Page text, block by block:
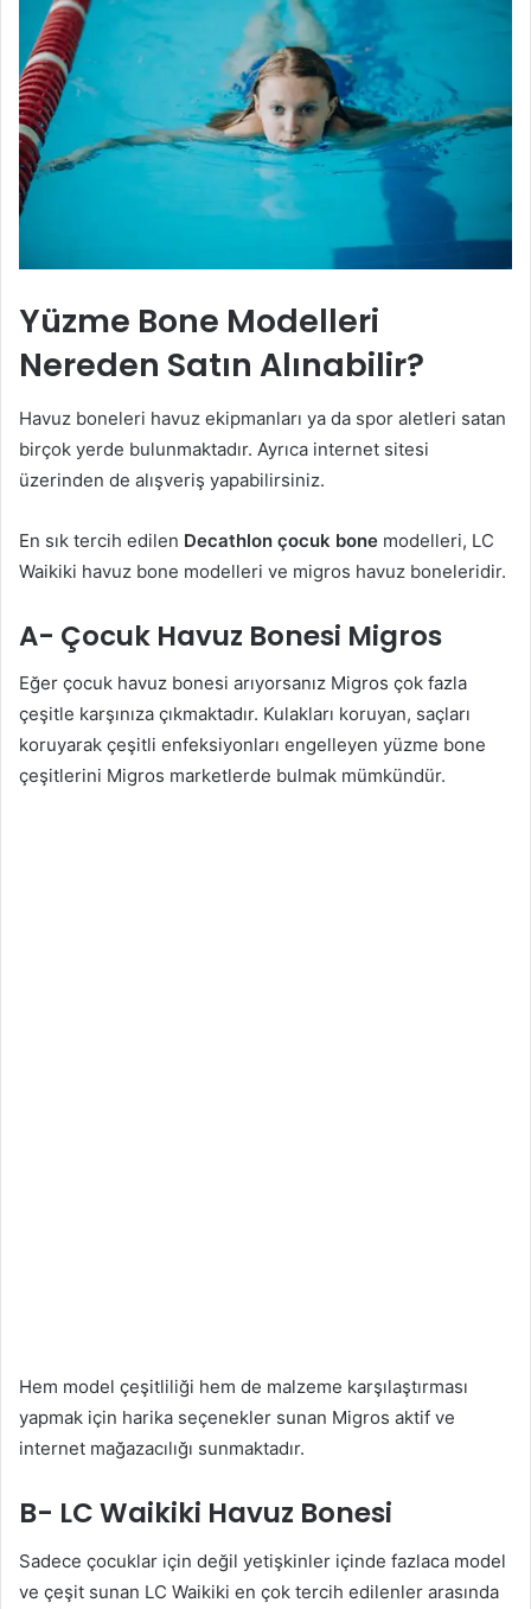
Yüzme Bone Modelleri
Nereden Satın Alınabilir?
Havuz boneleri havuz ekipmanları ya da spor aletleri satan
birçok yerde bulunmaktadır. Ayrıca internet sitesi
üzerinden de alışveriş yapabilirsiniz.
En sık tercih edilen Decathlon çocuk bone modelleri, LC
Waikiki havuz bone modelleri ve migros havuz boneleridir.
A- Çocuk Havuz Bonesi Migros
Eğer çocuk havuz bonesi arıyorsanız Migros çok fazla
çeşitle karşınıza çıkmaktadır. Kulakları koruyan, saçları
koruyarak çeşitli enfeksiyonları engelleyen yüzme bone
çeşitlerini Migros marketlerde bulmak mümkündür.
Hem model çeşitliliği hem de malzeme karşılaştırması
yapmak için harika seçenekler sunan Migros aktif ve
internet mağazacılığı sunmaktadır.
B- LC Waikiki Havuz Bonesi
Sadece çocuklar için değil yetişkinler içinde fazlaca model
ve çeşit sunan LC Waikiki en çok tercih edilenler arasında